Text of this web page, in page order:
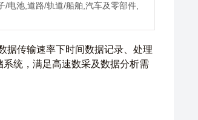
/电池,道路/轨道/船舶,汽车及零部件,
据传输速率下时间数据记录、处理
统，满足高速数采及数据分析需